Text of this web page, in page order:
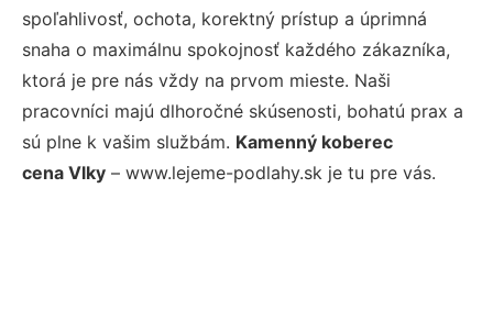
spoľahlivosť, ochota, korektný prístup a úprimná
snaha o maximálnu spokojnosť každého zákazníka,
ktorá je pre nás vždy na prvom mieste. Naši
pracovníci majú dlhoročné skúsenosti, bohatú prax a
sú plne k vašim službám. Kamenný koberec
cena Vlky – www.lejeme-podlahy.sk je tu pre vás.